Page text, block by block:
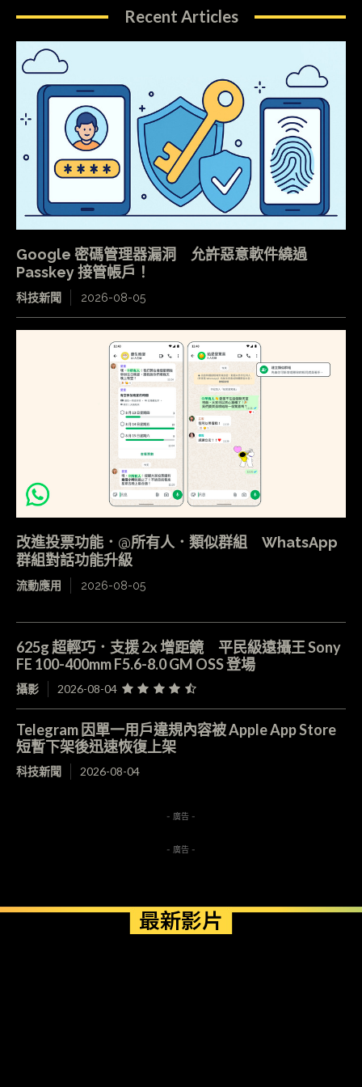
Recent Articles
Google 密碼管理器漏洞 允許惡意軟件繞過
Passkey 接管帳戶！
科技新聞 2026-08-05
改進投票功能．@所有人．類似群組 WhatsApp
群組對話功能升級
流動應用 2026-08-05
625g 超輕巧．支援 2x 增距鏡 平民級遠攝王 Sony
FE 100-400mm F5.6-8.0 GM OSS 登場
攝影 2026-08-04
Telegram 因單一用戶違規內容被 Apple App Store
短暫下架後迅速恢復上架
科技新聞 2026-08-04
- 廣告 -
- 廣告 -
最新影片